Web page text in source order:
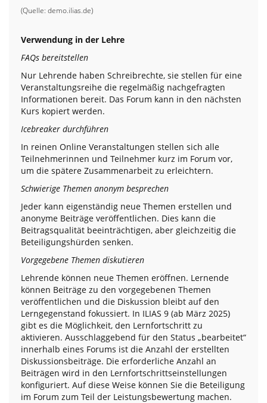
(Quelle: demo.ilias.de)
Verwendung in der Lehre
FAQs bereitstellen
Nur Lehrende haben Schreibrechte, sie stellen für eine
Veranstaltungsreihe die regelmäßig nachgefragten
Informationen bereit. Das Forum kann in den nächsten
Kurs kopiert werden.
Icebreaker durchführen
In reinen Online Veranstaltungen stellen sich alle
Teilnehmerinnen und Teilnehmer kurz im Forum vor,
um die spätere Zusammenarbeit zu erleichtern.
Schwierige Themen anonym besprechen
Jeder kann eigenständig neue Themen erstellen und
anonyme Beiträge veröffentlichen. Dies kann die
Beitragsqualität beeinträchtigen, aber gleichzeitig die
Beteiligungshürden senken.
Vorgegebene Themen diskutieren
Lehrende können neue Themen eröffnen. Lernende
können Beiträge zu den vorgegebenen Themen
veröffentlichen und die Diskussion bleibt auf den
Lerngegenstand fokussiert. In ILIAS 9 (ab März 2025)
gibt es die Möglichkeit, den Lernfortschritt zu
aktivieren. Ausschlaggebend für den Status „bearbeitet“
innerhalb eines Forums ist die Anzahl der erstellten
Diskussionsbeiträge. Die erforderliche Anzahl an
Beiträgen wird in den Lernfortschrittseinstellungen
konfiguriert. Auf diese Weise können Sie die Beteiligung
im Forum zum Teil der Leistungsbewertung machen.